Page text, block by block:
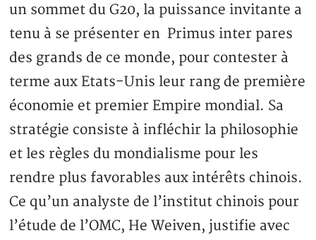
un sommet du G20, la puissance invitante a
tenu à se présenter en Primus inter pares
des grands de ce monde, pour contester à
terme aux Etats-Unis leur rang de première
économie et premier Empire mondial. Sa
stratégie consiste à infléchir la philosophie
et les règles du mondialisme pour les
rendre plus favorables aux intérêts chinois.
Ce qu’un analyste de l’institut chinois pour
l’étude de l’OMC, He Weiven, justifie avec